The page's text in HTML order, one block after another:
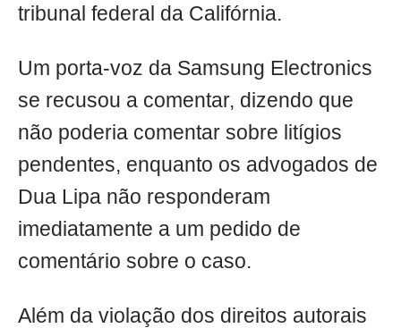
tribunal federal da Califórnia.
Um porta-voz da Samsung Electronics
se recusou a comentar, dizendo que
não poderia comentar sobre litígios
pendentes, enquanto os advogados de
Dua Lipa não responderam
imediatamente a um pedido de
comentário sobre o caso.
Além da violação dos direitos autorais